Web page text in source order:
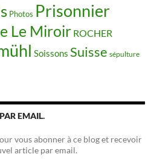
Photos Prisonnier
Le Miroir ROCHER
Soissons Suisse sépulture
EMAIL.
vous abonner à ce blog et recevoir
article par email.